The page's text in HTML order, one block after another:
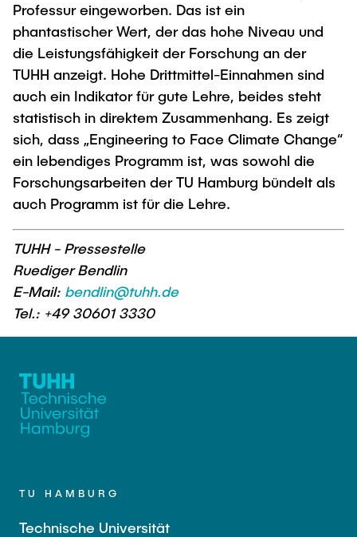
Professur eingeworben. Das ist ein
phantastischer Wert, der das hohe Niveau und
die Leistungsfähigkeit der Forschung an der
TUHH anzeigt. Hohe Drittmittel-Einnahmen sind
auch ein Indikator für gute Lehre, beides steht
statistisch in direktem Zusammenhang. Es zeigt
sich, dass „Engineering to Face Climate Change“
ein lebendiges Programm ist, was sowohl die
Forschungsarbeiten der TU Hamburg bündelt als
auch Programm ist für die Lehre.
TUHH - Pressestelle
Ruediger Bendlin
E-Mail: bendlin@tuhh.de
Tel.: +49 30601 3330
TU HAMBURG
Technische Universität